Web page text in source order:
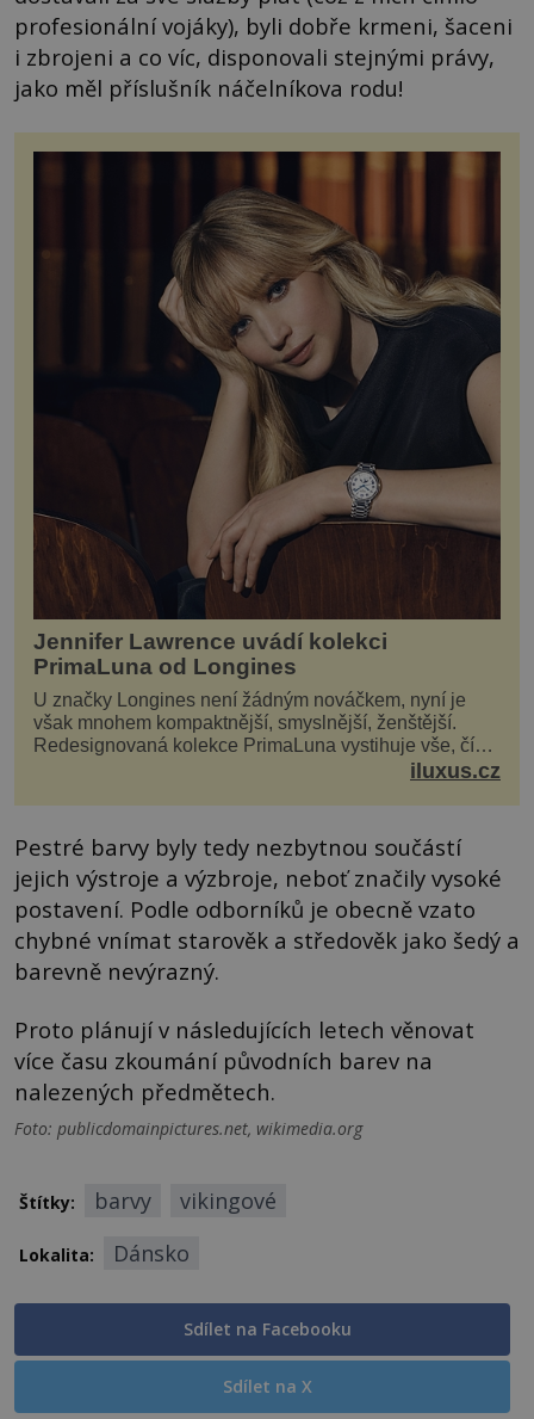
profesionální vojáky), byli dobře krmeni, šaceni
i zbrojeni a co víc, disponovali stejnými právy,
jako měl příslušník náčelníkova rodu!
Jennifer Lawrence uvádí kolekci
PrimaLuna od Longines
U značky Longines není žádným nováčkem, nyní je
však mnohem kompaktnější, smyslnější, ženštější.
Redesignovaná kolekce PrimaLuna vystihuje vše, čím
je značka Longines dnes a čím byla i před sto dvacet...
iluxus.cz
Pestré barvy byly tedy nezbytnou součástí
jejich výstroje a výzbroje, neboť značily vysoké
postavení. Podle odborníků je obecně vzato
chybné vnímat starověk a středověk jako šedý a
barevně nevýrazný.
Proto plánují v následujících letech věnovat
více času zkoumání původních barev na
nalezených předmětech.
Foto: publicdomainpictures.net, wikimedia.org
Štítky: barvy vikingové
Lokalita: Dánsko
Sdílet na Facebooku
Sdílet na X